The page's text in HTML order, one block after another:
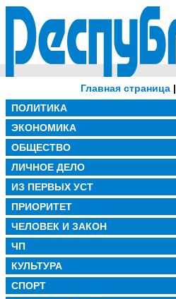
Главная страница|
ПОЛИТИКА
ЭКОНОМИКА
ОБЩЕСТВО
ЛИЧНОЕ ДЕЛО
ИЗ ПЕРВЫХ УСТ
ПРИОРИТЕТ
ЧЕЛОВЕК И ЗАКОН
ЧП
КУЛЬТУРА
СПОРТ